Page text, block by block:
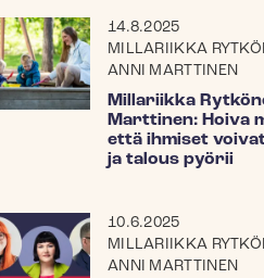
14.8.2025
MILLARIIKKA
ANNI MARTTINEN
Millariikka
Marttinen: Hoiva
että ihmiset
ja talous pyörii
10.6.2025
MILLARIIKKA
ANNI MARTTINEN